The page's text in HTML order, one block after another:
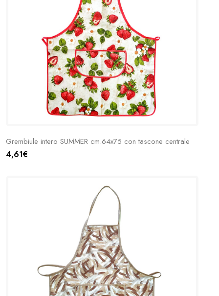
Grembiule intero SUMMER cm.64x75 con tascone centrale
4,61€